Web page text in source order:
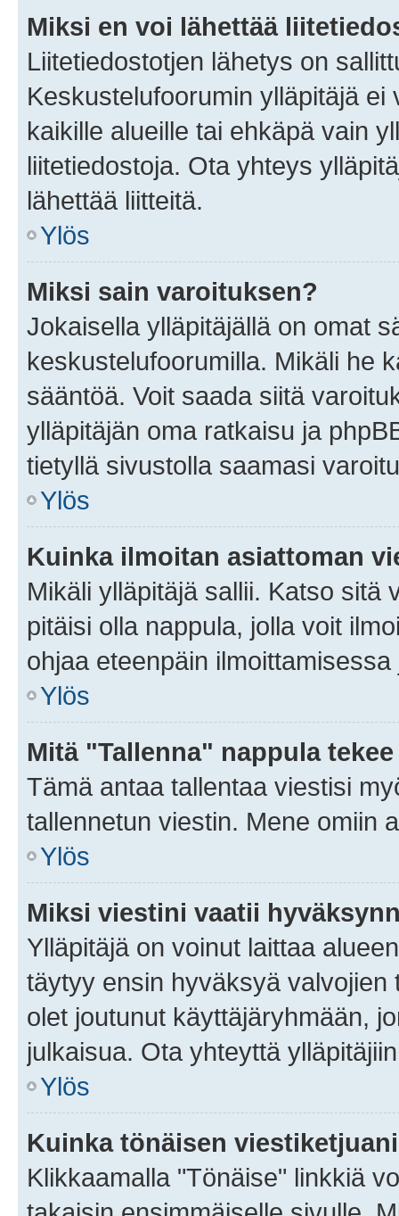
Miksi en voi lähettää
Liitetiedostotjen lähetys on
Keskustelufoorumin ylläpitäjä
kaikille alueille tai ehkäpä vain
liitetiedostoja. Ota yhteys
lähettää liitteitä.
Ylös
Miksi sain varoituksen?
Jokaisella ylläpitäjällä on omat
keskustelufoorumilla. Mikäli he
sääntöä. Voit saada siitä
ylläpitäjän oma ratkaisu ja
tietyllä sivustolla saamasi
Ylös
Kuinka ilmoitan asiattoman
Mikäli ylläpitäjä sallii. Katso sitä
pitäisi olla nappula, jolla voit
ohjaa eteenpäin
Ylös
Mitä "Tallenna" nappula
Tämä antaa tallentaa viestisi
tallennetun viestin. Mene omiin
Ylös
Miksi viestini vaatii
Ylläpitäjä on voinut laittaa
täytyy ensin hyväksyä
olet joutunut käyttäjäryhmään,
julkaisua. Ota yhteyttä
Ylös
Kuinka tönäisen
Klikkaamalla "Tönäise" linkkiä